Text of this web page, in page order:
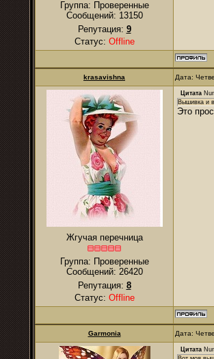
Группа: Проверенные
Сообщений: 13150
Репутация: 9
Статус: Offline
krasavishna Дата:
Жгучая перечница
Группа: Проверенные
Сообщений: 26420
Репутация: 8
Статус: Offline
Цитата
Вышивка и
Это
Garmonia Дата:
Цитата